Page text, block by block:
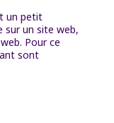
un petit
sur un site web,
Pour ce
sont